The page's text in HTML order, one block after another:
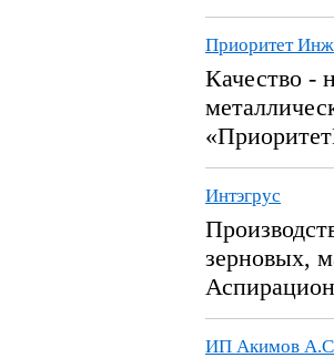
Приоритет
Качество -
Интэгрус
зерновых,
ИП Акимов